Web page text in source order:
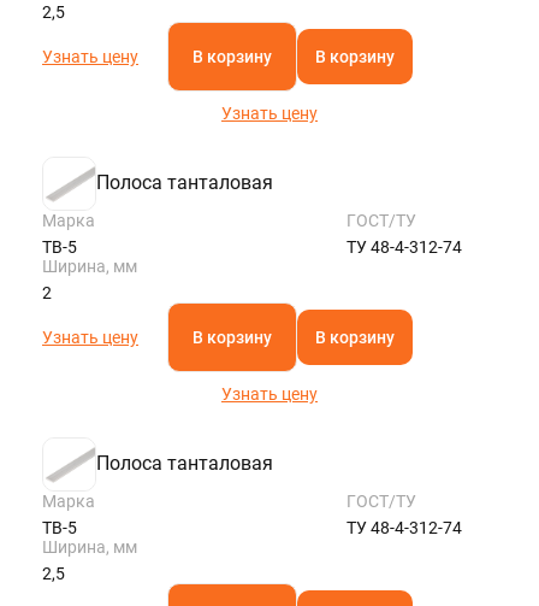
2,5
Узнать цену В корзину В корзину
Узнать цену
Полоса танталовая
Марка
ТВ-5
ГОСТ/ТУ
ТУ 48-4-312-74
Ширина, мм
2
Узнать цену В корзину В корзину
Узнать цену
Полоса танталовая
Марка
ТВ-5
ГОСТ/ТУ
ТУ 48-4-312-74
Ширина, мм
2,5